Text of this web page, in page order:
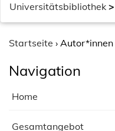
c
Universitätsbibliothek >
Startseite › Autor*innen
Navigation
Home
Gesamtangebot